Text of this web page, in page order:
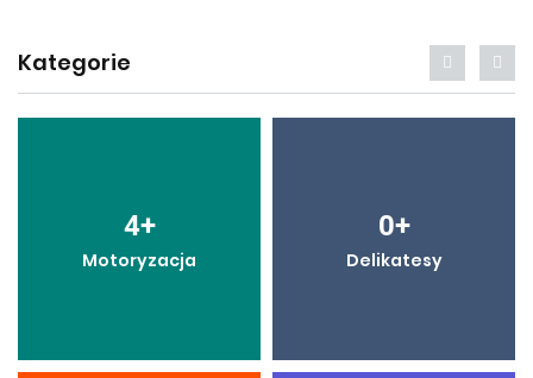
Kategorie
4+
Motoryzacja
0+
Delikatesy